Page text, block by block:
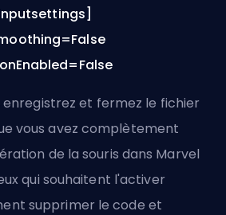
enregistrez et fermez le fichier
vous avez complètement
de la souris dans Marvel
qui souhaitent l'activer
supprimer le code et